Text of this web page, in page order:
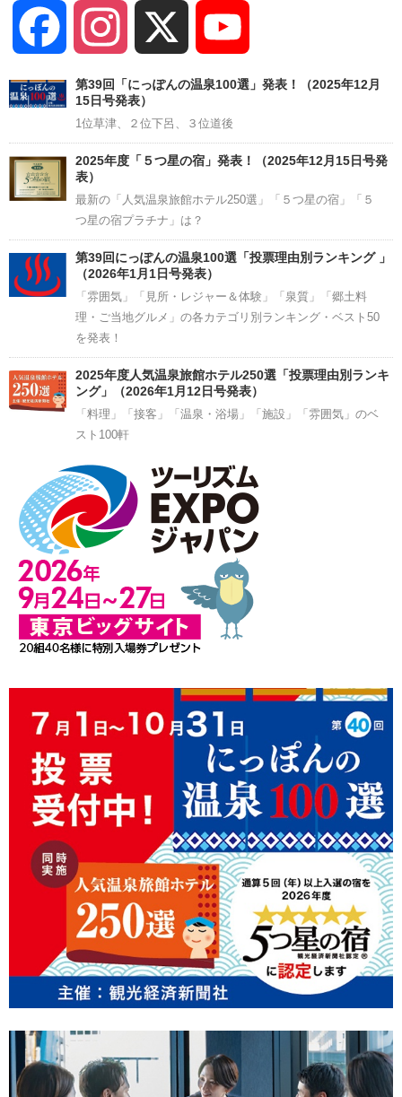
Facebook Instagram
Channel
第39回「にっぽんの温泉100選」発表！（2025年12月
15日号発表）
1位草津、２位下呂、３位道後
2025年度「５つ星の宿」発表！（2025年12月15日号発
表）
最新の「人気温泉旅館ホテル250選」「５つ星の宿」「５
つ星の宿プラチナ」は？
第39回にっぽんの温泉100選「投票理由別ランキング 」
（2026年1月1日号発表）
「雰囲気」「見所・レジャー＆体験」「泉質」「郷土料
理・ご当地グルメ」の各カテゴリ別ランキング・ベスト50
を発表！
2025年度人気温泉旅館ホテル250選「投票理由別ランキ
ング」（2026年1月12日号発表）
「料理」「接客」「温泉・浴場」「施設」「雰囲気」のベ
スト100軒